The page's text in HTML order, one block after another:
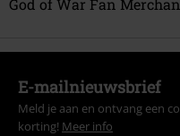
God of War Fan
E-mailnieuwsbrief
Meld je aan en ontvang een
korting! Meer info